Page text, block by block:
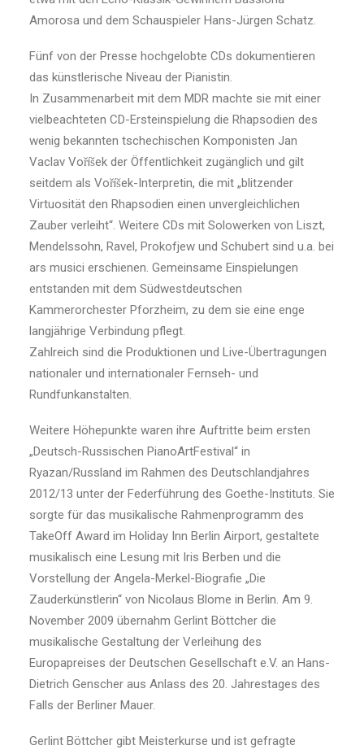
Amorosa und dem Schauspieler Hans-Jürgen Schatz.
Fünf von der Presse hochgelobte CDs dokumentieren
das künstlerische Niveau der Pianistin.
In Zusammenarbeit mit dem MDR machte sie mit einer
vielbeachteten CD-Ersteinspielung die Rhapsodien des
wenig bekannten tschechischen Komponisten Jan
Vaclav Voříšek der Öffentlichkeit zugänglich und gilt
seitdem als Voříšek-Interpretin, die mit „blitzender
Virtuosität den Rhapsodien einen unvergleichlichen
Zauber verleiht“. Weitere CDs mit Solowerken von Liszt,
Mendelssohn, Ravel, Prokofjew und Schubert sind u.a. bei
ars musici erschienen. Gemeinsame Einspielungen
entstanden mit dem Südwestdeutschen
Kammerorchester Pforzheim, zu dem sie eine enge
langjährige Verbindung pflegt.
Zahlreich sind die Produktionen und Live-Übertragungen
nationaler und internationaler Fernseh- und
Rundfunkanstalten.
Weitere Höhepunkte waren ihre Auftritte beim ersten
„Deutsch-Russischen PianoArtFestival“ in
Ryazan/Russland im Rahmen des Deutschlandjahres
2012/13 unter der Federführung des Goethe-Instituts. Sie
sorgte für das musikalische Rahmenprogramm des
TakeOff Award im Holiday Inn Berlin Airport, gestaltete
musikalisch eine Lesung mit Iris Berben und die
Vorstellung der Angela-Merkel-Biografie „Die
Zauderkünstlerin“ von Nicolaus Blome in Berlin. Am 9.
November 2009 übernahm Gerlint Böttcher die
musikalische Gestaltung der Verleihung des
Europapreises der Deutschen Gesellschaft e.V. an Hans-
Dietrich Genscher aus Anlass des 20. Jahrestages des
Falls der Berliner Mauer.
Gerlint Böttcher gibt Meisterkurse und ist gefragte